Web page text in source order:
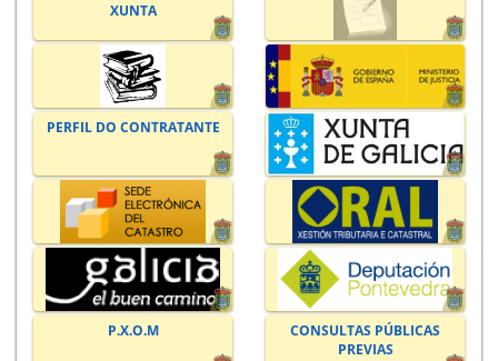
XUNTA
PERFIL DO CONTRATANTE
P.X.O.M
CONSULTAS PÚBLICAS
PREVIAS